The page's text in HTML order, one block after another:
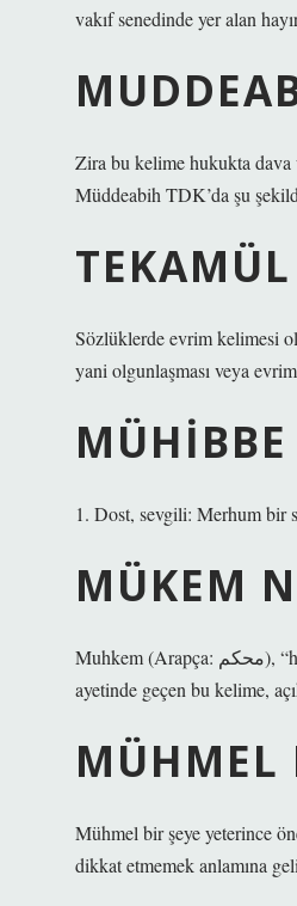
vakıf senedinde yer alan
Zira bu kelime hukukta dava
Müddeabih TDK’da şu
Sözlüklerde evrim kelimesi
yani olgunlaşması veya
1. Dost, sevgili: Merhum bir
MÜKEM
Muhkem (Arapça: محكم), “hüküm süren, kurulan” anlamına gelen Arapça bir kelimedir. Kur’an-ı Kerim’de Âl-i İmran Suresi’nin 7.
ayetinde geçen bu kelime,
MÜHMEL
Mühmel bir şeye yeterince
dikkat etmemek anlamına